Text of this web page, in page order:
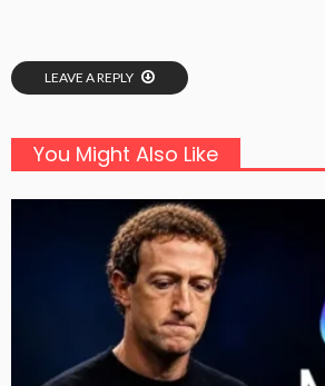
LEAVE A REPLY
You Might Also Like